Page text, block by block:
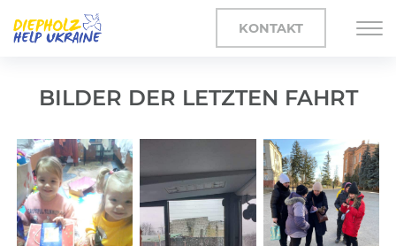
KONTAKT
BILDER DER LETZTEN FAHRT